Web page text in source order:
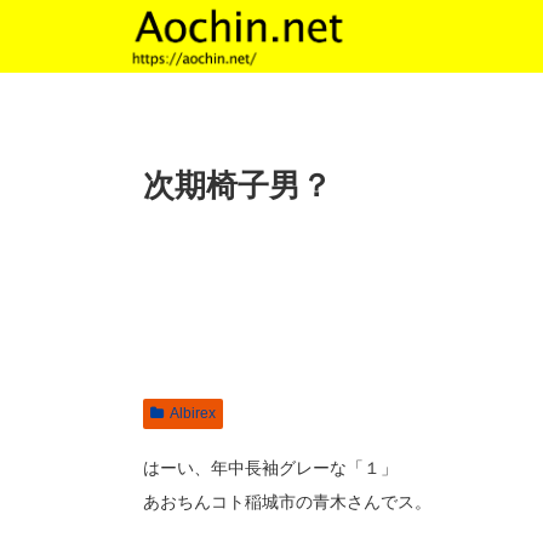
次期椅子男？
Albirex
はーい、年中長袖グレーな「１」
あおちんコト稲城市の青木さんでス。